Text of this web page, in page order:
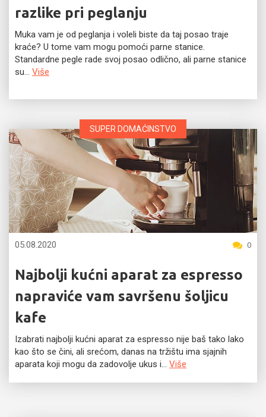
razlike pri peglanju
Muka vam je od peglanja i voleli biste da taj posao traje
kraće? U tome vam mogu pomoći parne stanice.
Standardne pegle rade svoj posao odlično, ali parne stanice
su... Više
SUPER DOMAĆINSTVO
05.08.2020 0
Najbolji kućni aparat za espresso
napraviće vam savršenu šoljicu
kafe
Izabrati najbolji kućni aparat za espresso nije baš tako lako
kao što se čini, ali srećom, danas na tržištu ima sjajnih
aparata koji mogu da zadovolje ukus i... Više